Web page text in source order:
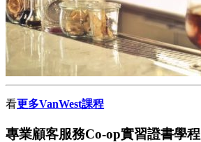
看更多VanWest課程
專業顧客服務Co-op實習證書學程